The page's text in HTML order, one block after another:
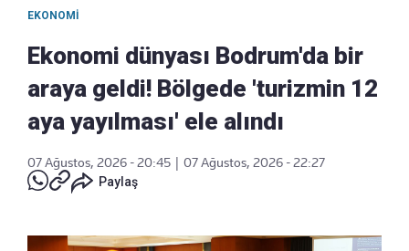
EKONOMI
Ekonomi dünyası Bodrum'da bir
araya geldi! Bölgede 'turizmin 12
aya yayılması' ele alındı
07 Ağustos, 2026 - 20:45
07 Ağustos, 2026 - 22:27
Paylaş